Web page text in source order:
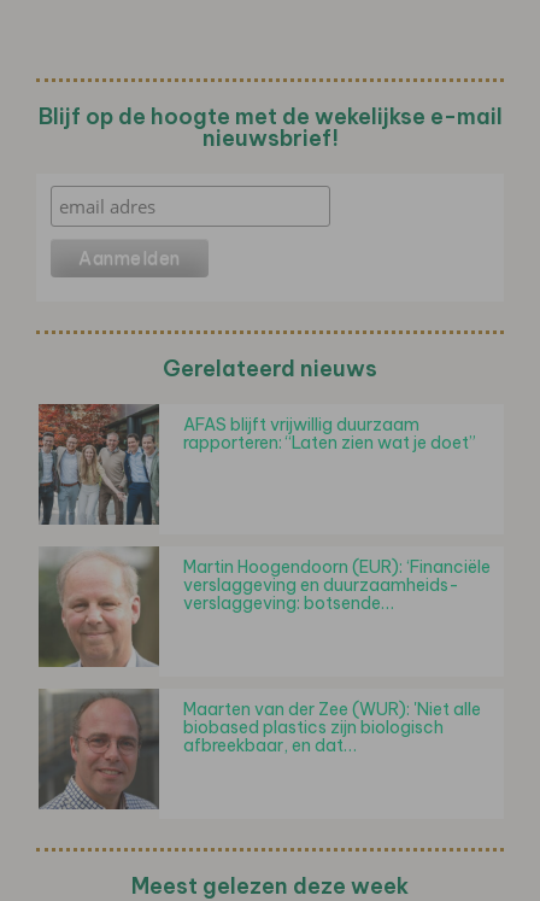
Blijf op de hoogte met de wekelijkse e-mail
nieuwsbrief!
Gerelateerd nieuws
AFAS blijft vrijwillig duurzaam
rapporteren: “Laten zien wat je doet”
Martin Hoogendoorn (EUR): ‘Financiële
verslaggeving en duurzaamheids-
verslaggeving: botsende…
Maarten van der Zee (WUR): 'Niet alle
biobased plastics zijn biologisch
afbreekbaar, en dat…
Meest gelezen deze week